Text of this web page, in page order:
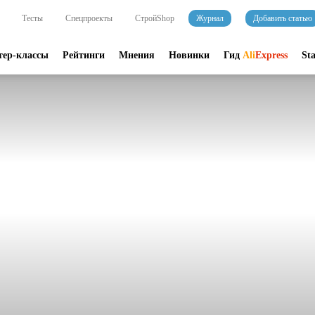
Тесты Спецпроекты СтройShop Журнал Добавить статью
классы Рейтинги Мнения Новинки Гид AliExpress